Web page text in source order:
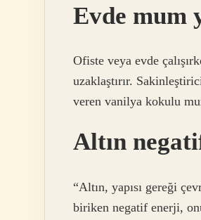
Evde mum
Ofiste veya evde
uzaklaştırır.
veren vanilya kokulu
Altın
“Altın, yapısı gereği
biriken negatif enerji,